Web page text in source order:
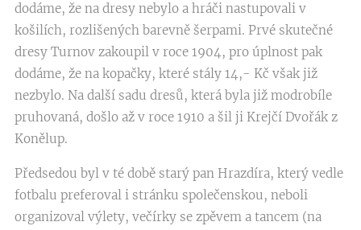
dodáme, že na dresy nebylo a hráči nastupovali v
košilích, rozlišených barevně šerpami. Prvé skutečné
dresy Turnov zakoupil v roce 1904, pro úplnost pak
dodáme, že na kopačky, které stály 14,- Kč však již
nezbylo. Na další sadu dresů, která byla již modrobíle
pruhovaná, došlo až v roce 1910 a šil ji Krejčí Dvořák z
Konělup.
Předsedou byl v té době starý pan Hrazdíra, který vedle
fotbalu preferoval i stránku společenskou, neboli
organizoval výlety, večírky se zpěvem a tancem (na